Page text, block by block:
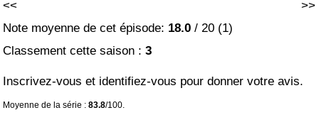
<<
>>
Note moyenne de cet épisode: 18.0 / 20 (1)
Classement cette saison :3
Inscrivez-vous et identifiez-vous pour donner votre avis.
Moyenne de la série :83.8/100.